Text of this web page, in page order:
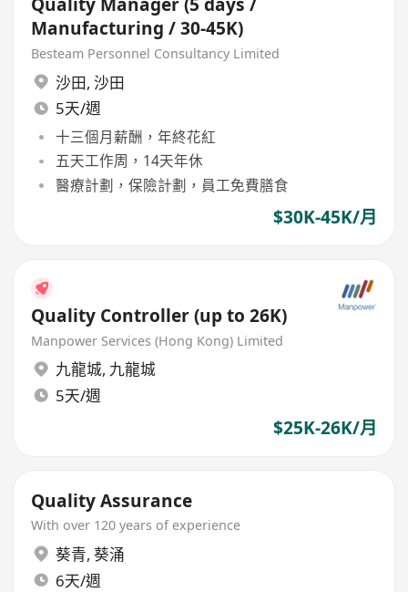
Quality Manager (5 days /
Manufacturing / 30-45K)
Besteam Personnel Consultancy Limited
沙田, 沙田
5天/週
十三個月薪酬，年終花紅
五天工作周，14天年休
醫療計劃，保險計劃，員工免費膳食
$30K-45K/月
Quality Controller (up to 26K)
Manpower Services (Hong Kong) Limited
九龍城, 九龍城
5天/週
$25K-26K/月
Quality Assurance
With over 120 years of experience
葵青, 葵涌
6天/週